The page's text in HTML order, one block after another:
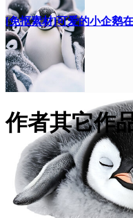
[免抠素材]可爱的小企鹅
作者其它作